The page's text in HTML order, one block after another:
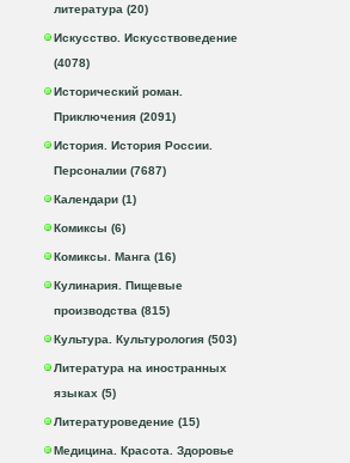
литература (20)
Искусство. Искусствоведение
(4078)
Исторический роман.
Приключения (2091)
История. История России.
Персоналии (7687)
Календари (1)
Комиксы (6)
Комиксы. Манга (16)
Кулинария. Пищевые
производства (815)
Культура. Культурология (503)
Литература на иностранных
языках (5)
Литературоведение (15)
Медицина. Красота. Здоровье